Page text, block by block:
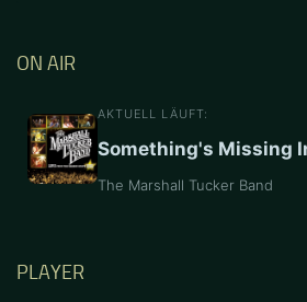
ON AIR
AKTUELL LÄUFT:
Something's Missing
The Marshall Tucker Band
PLAYER